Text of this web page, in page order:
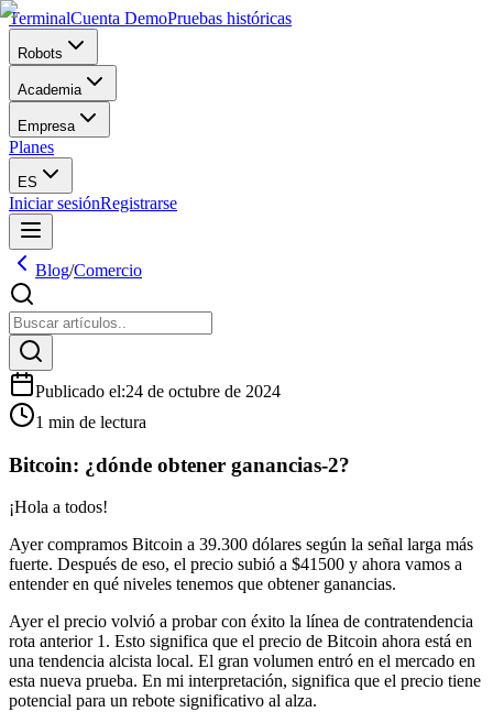
TerminalCuenta DemoPruebas históricas
Robots
Academia
Empresa
Planes
ES
Iniciar sesiónRegistrarse
Blog/Comercio
Publicado el:24 de octubre de 2024
1 min de lectura
Bitcoin: ¿dónde obtener ganancias-2?
¡Hola a todos!
Ayer compramos Bitcoin a 39.300 dólares según la señal larga más
fuerte. Después de eso, el precio subió a $41500 y ahora vamos a
entender en qué niveles tenemos que obtener ganancias.
Ayer el precio volvió a probar con éxito la línea de contratendencia
rota anterior 1. Esto significa que el precio de Bitcoin ahora está en
una tendencia alcista local. El gran volumen entró en el mercado en
esta nueva prueba. En mi interpretación, significa que el precio tiene
potencial para un rebote significativo al alza.